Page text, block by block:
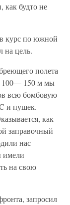
будто не
курс по южной
на цель.
полета
100— 150 м мы
всю бомбовую
и пушек.
как
заправочный
нас
имели
на свою
запросил